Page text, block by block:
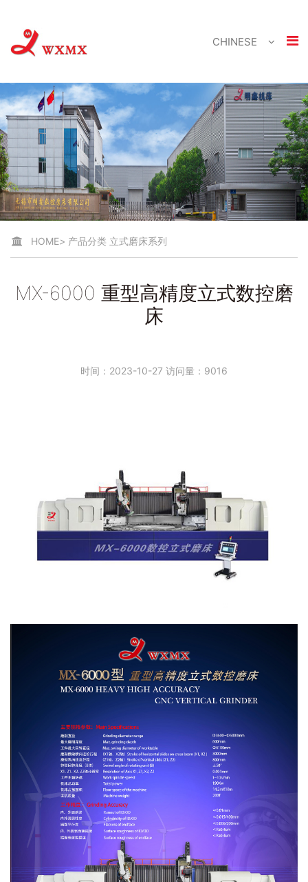
CHINESE
HOME> 产品分类 立式磨床系列
MX-6000 重型高精度立式数控磨
床
时间：2023-10-27 访问量：9016